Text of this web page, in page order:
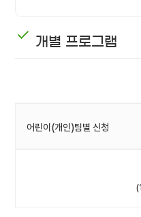
개별 프로그램
어린이(개인)팀별 신청